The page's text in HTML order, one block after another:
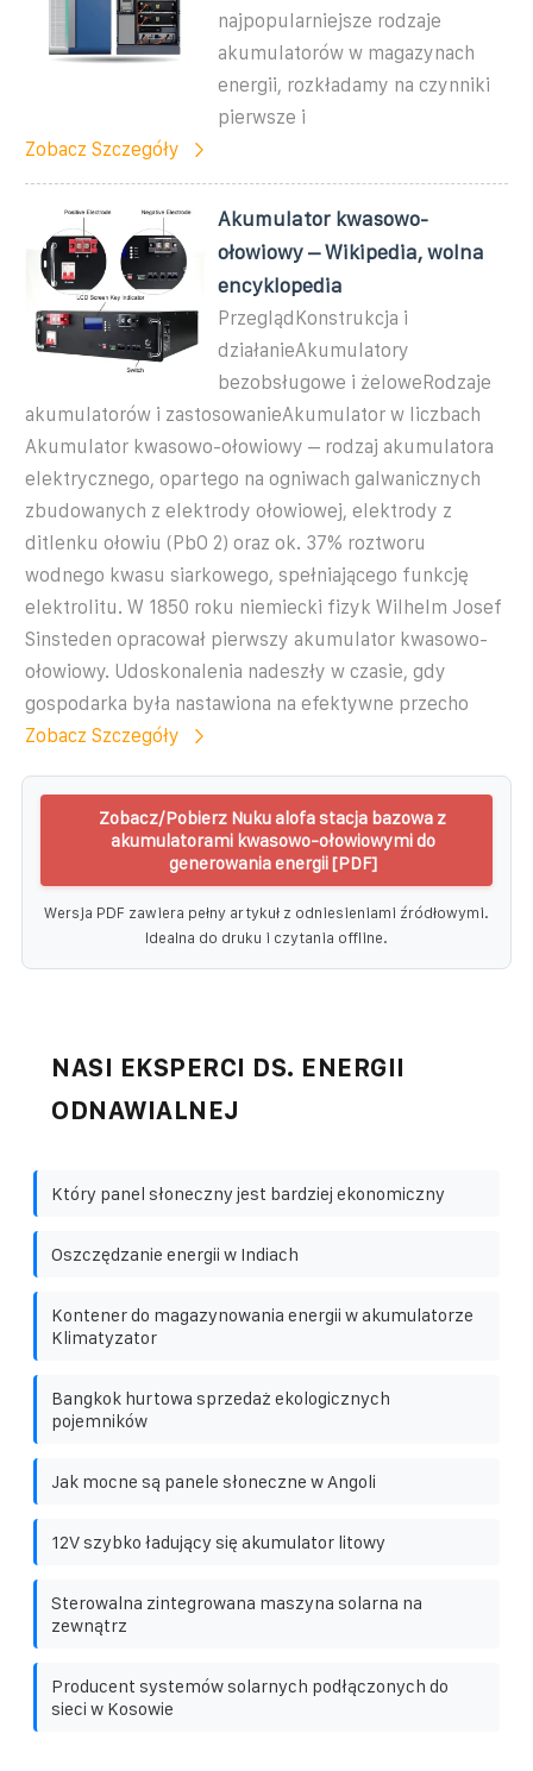
najpopularniejsze rodzaje
akumulatorów w magazynach
energii, rozkładamy na czynniki
pierwsze i
Zobacz Szczegóły
Akumulator kwasowo-
ołowiowy – Wikipedia, wolna
encyklopedia
PrzeglądKonstrukcja i
działanieAkumulatory
bezobsługowe i żeloweRodzaje
akumulatorów i zastosowanieAkumulator w liczbach
Akumulator kwasowo-ołowiowy – rodzaj akumulatora
elektrycznego, opartego na ogniwach galwanicznych
zbudowanych z elektrody ołowiowej, elektrody z
ditlenku ołowiu (PbO 2) oraz ok. 37% roztworu
wodnego kwasu siarkowego, spełniającego funkcję
elektrolitu. W 1850 roku niemiecki fizyk Wilhelm Josef
Sinsteden opracował pierwszy akumulator kwasowo-
ołowiowy. Udoskonalenia nadeszły w czasie, gdy
gospodarka była nastawiona na efektywne przecho
Zobacz Szczegóły
Zobacz/Pobierz Nuku alofa stacja bazowa z
akumulatorami kwasowo-ołowiowymi do
generowania energii [PDF]
Wersja PDF zawiera pełny artykuł z odniesieniami źródłowymi.
Idealna do druku i czytania offline.
NASI EKSPERCI DS. ENERGII
ODNAWIALNEJ
Który panel słoneczny jest bardziej ekonomiczny
Oszczędzanie energii w Indiach
Kontener do magazynowania energii w akumulatorze
Klimatyzator
Bangkok hurtowa sprzedaż ekologicznych
pojemników
Jak mocne są panele słoneczne w Angoli
12V szybko ładujący się akumulator litowy
Sterowalna zintegrowana maszyna solarna na
zewnątrz
Producent systemów solarnych podłączonych do
sieci w Kosowie